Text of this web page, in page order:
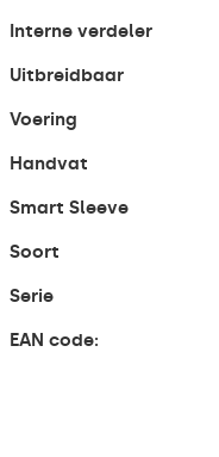
Interne verdeler
Uitbreidbaar
Voering
Handvat
Smart Sleeve
Soort
Serie
EAN code: